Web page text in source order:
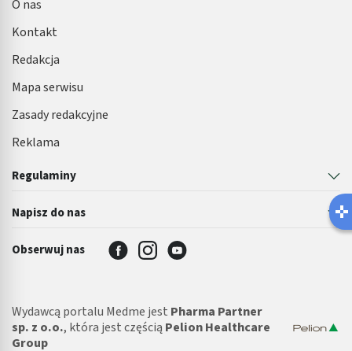
odpornościowe, czy nawet psychiczne samopoczucie.
Sprawdź w jaki sposób działają probiotyki na jelita, kiedy
warto je stosować i na co zwrócić uwagę podczas wyboru
odpowiedniego preparatu.
W czym możemy Ci pomóc?